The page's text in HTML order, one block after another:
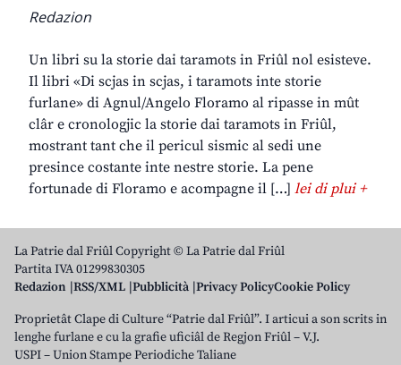
Redazion
Un libri su la storie dai taramots in Friûl nol esisteve.
Il libri «Di scjas in scjas, i taramots inte storie
furlane» di Agnul/Angelo Floramo al ripasse in mût
clâr e cronologjic la storie dai taramots in Friûl,
mostrant tant che il pericul sismic al sedi une
presince costante inte nestre storie. La pene
fortunade di Floramo e acompagne il […] lei di plui +
La Patrie dal Friûl Copyright © La Patrie dal Friûl
Partita IVA 01299830305
Redazion RSS/XML Pubblicità Privacy PolicyCookie Policy
Proprietât Clape di Culture “Patrie dal Friûl”. I articui a son scrits in
lenghe furlane e cu la grafie uficiâl de Regjon Friûl – V.J.
USPI – Union Stampe Periodiche Taliane